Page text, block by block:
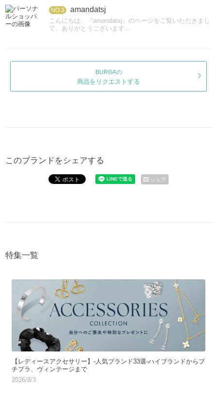
NO.3 amandatsj
こんにちは。『amandatsj』のページをご覧いただきまし
て、ありがとうございます...
BURGAの
商品をリクエストする
このブランドをシェアする
シェア
特集一覧
【レディースアクセサリー】-人気ブランド33選-ハイブランドからプ
チプラ、ヴィンテージまで
2026/8/3